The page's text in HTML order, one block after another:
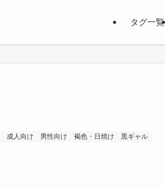
タグ一覧
成人向け 男性向け 褐色・日焼け 黒ギャル